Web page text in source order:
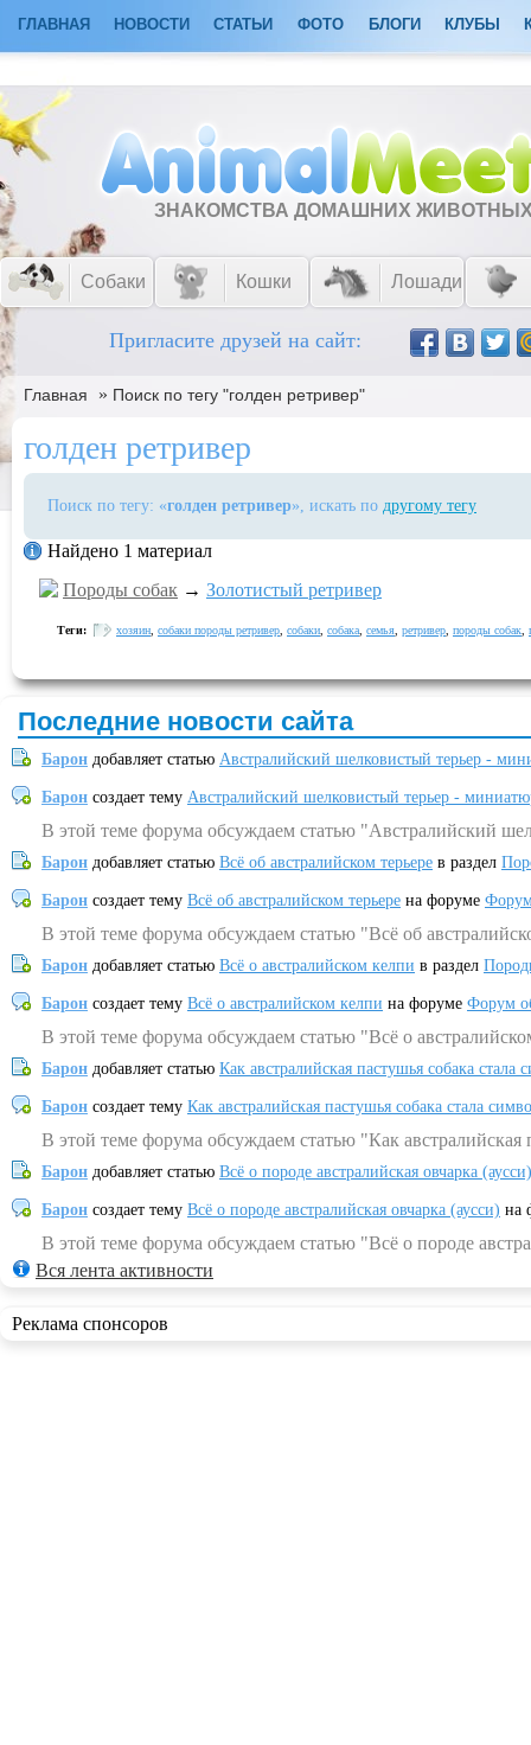
ГЛАВНАЯ НОВОСТИ СТАТЬИ ФОТО БЛОГИ КЛУБЫ
ЗНАКОМСТВА ДОМАШНИХ
Собаки Кошки Лошади
Пригласите друзей на сайт:
Главная » Поиск по тегу "голден ретривер"
голден ретривер
Поиск по тегу: «голден ретривер», искать по другому тегу
Найдено 1 материал
Породы собак → Золотистый ретривер
Теги: хозяин собаки породы ретривер собаки собака семья ретривер породы собак
Последние новости сайта
Барон добавляет статью Австралийский шелковистый терьер -
Барон создает тему Австралийский шелковистый терьер -
В этой теме форума обсуждаем статью "Австралийский
Барон добавляет статью Всё об австралийском терьере в раздел
Барон создает тему Всё об австралийском терьере на форуме
В этой теме форума обсуждаем статью "Всё об
Барон добавляет статью Всё о австралийском келпи в раздел
Барон создает тему Всё о австралийском келпи на форуме Форум
В этой теме форума обсуждаем статью "Всё о
Барон добавляет статью Как австралийская пастушья собака
Барон создает тему Как австралийская пастушья собака стала
В этой теме форума обсуждаем статью "Как
Барон добавляет статью Всё о породе австралийская овчарка (аусси)
Барон создает тему Всё о породе австралийская овчарка (аусси) на
В этой теме форума обсуждаем статью "Всё о породе
Вся лента активности
Реклама спонсоров